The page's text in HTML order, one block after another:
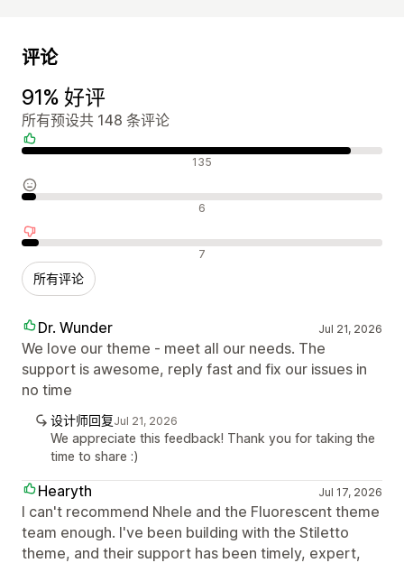
评论
91% 好评
所有预设共 148 条评论
好评 135
中评 6
差评 7
所有评论
Dr. Wunder Jul 21, 2026
We love our theme - meet all our needs. The
support is awesome, reply fast and fix our issues in
no time
设计师回复Jul 21, 2026
We appreciate this feedback! Thank you for taking the
time to share :)
Hearyth Jul 17, 2026
I can't recommend Nhele and the Fluorescent theme
team enough. I've been building with the Stiletto
theme, and their support has been timely, expert,